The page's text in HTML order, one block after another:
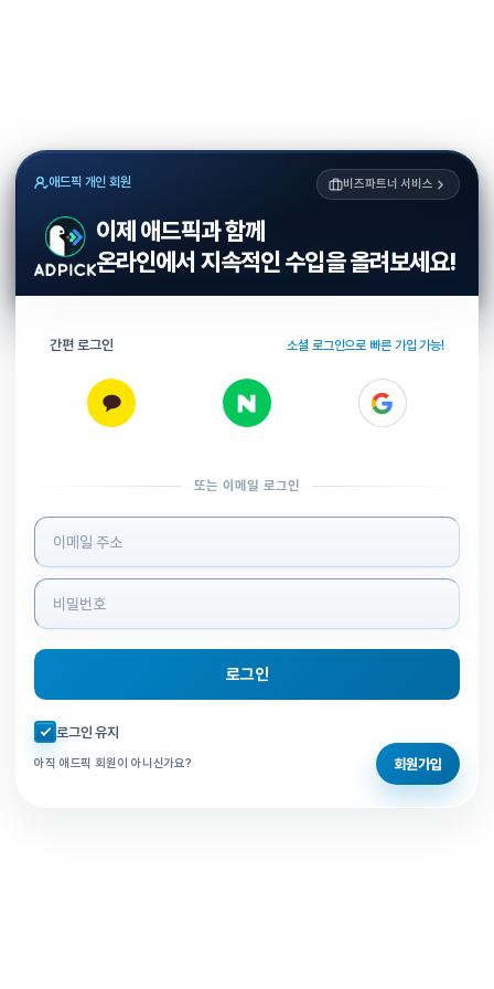
애드픽 개인 회원 비즈파트너 서비스
이제 애드픽과 함께
온라인에서 지속적인 수입을 올려보세요!
간편 로그인 소셜 로그인으로 빠른 가입 가능!
또는 이메일 로그인
로그인 정보 입력
로그인
자동로그인 체크
로그인 유지
아직 애드픽 회원이 아니신가요? 회원가입